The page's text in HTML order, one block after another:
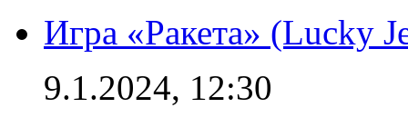
Игра «Ракета» (Lucky
9.1.2024, 12:30